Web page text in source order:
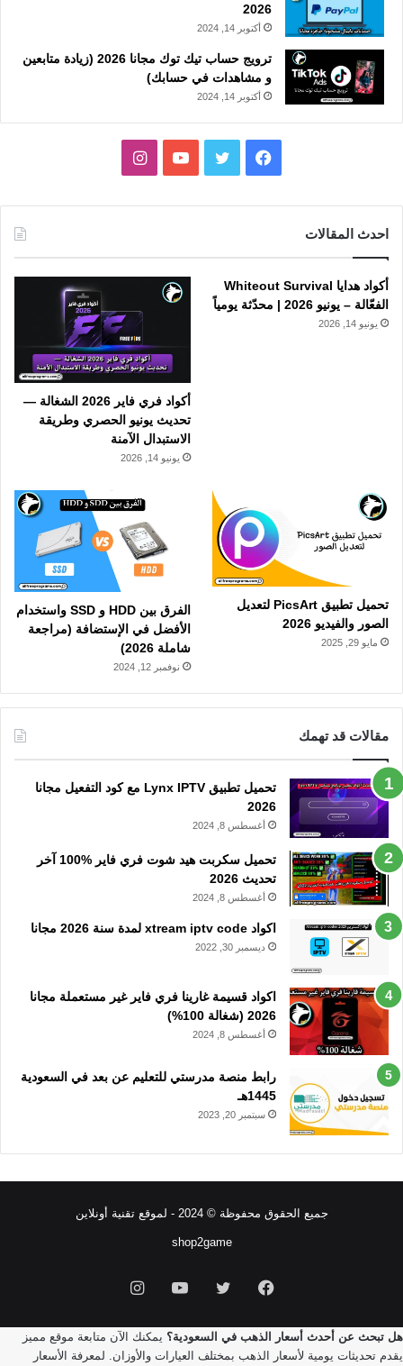
2026
أكتوبر 14, 2024
ترويج حساب تيك توك مجانا 2026 (زيادة متابعين
و مشاهدات في حسابك)
أكتوبر 14, 2024
فيسبوك تويتر يوتيوبانستقرام
احدث المقالات
أكواد هدايا Whiteout Survival
الفعّالة – يونيو 2026 | محدّثة يومياً
يونيو 14, 2026
أكواد فري فاير 2026 الشغالة —
تحديث يونيو الحصري وطريقة
الاستبدال الآمنة
يونيو 14, 2026
تحميل تطبيق PicsArt لتعديل
الصور والفيديو 2026
مايو 29, 2025
الفرق بين HDD و SSD واستخدام
الأفضل في الإستضافة (مراجعة
شاملة 2026)
نوفمبر 12, 2024
مقالات قد تهمك
تحميل تطبيق Lynx IPTV مع كود التفعيل مجانا
2026
أغسطس 8, 2024
تحميل سكربت هيد شوت فري فاير %100 آخر
تحديث 2026
أغسطس 8, 2024
اكواد xtream iptv code لمدة سنة 2026 مجانا
ديسمبر 30, 2022
اكواد قسيمة غارينا فري فاير غير مستعملة مجانا
2026 (شغالة 100%)
أغسطس 8, 2024
رابط منصة مدرستي للتعليم عن بعد في السعودية
1445هـ
سبتمبر 20, 2023
جميع الحقوق محفوظة © 2024 - لموقع تقنية أونلاين
shop2game
فيسبوك تويتر يوتيوبانستقرام
هل تبحث عن أحدث أسعار الذهب في السعودية؟ يمكنك الآن متابعة موقع مميز
يقدم تحديثات يومية لأسعار الذهب بمختلف العيارات والأوزان. لمعرفة الأسعار